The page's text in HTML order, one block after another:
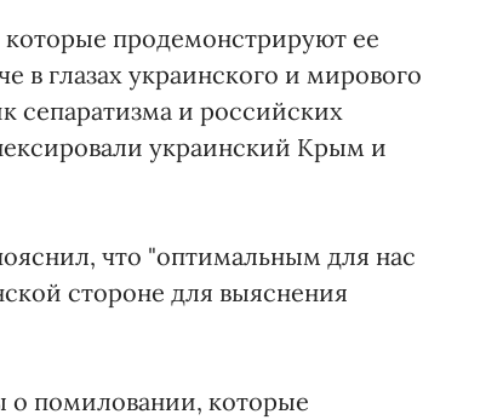
продемонстрируют ее
в глазах украинского и мирового
сепаратизма и российских
украинский Крым и
что "оптимальным для нас
стороне для выяснения
о помиловании, которые